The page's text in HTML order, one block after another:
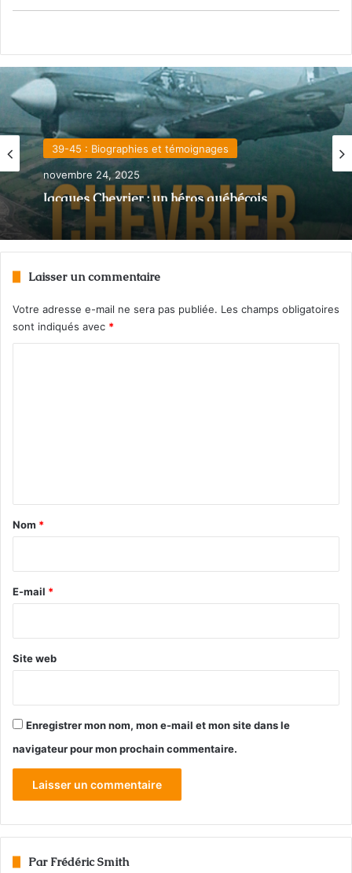
39-45 : Biographies et témoignages
novembre 24, 2025
Jacques Chevrier : un héros québécois
Laisser un commentaire
Votre adresse e-mail ne sera pas publiée. Les champs obligatoires
sont indiqués avec *
a
e
Nom *
E-mail *
Site web
Enregistrer mon nom, mon e-mail et mon site dans le
navigateur pour mon prochain commentaire.
Par Frédéric Smith